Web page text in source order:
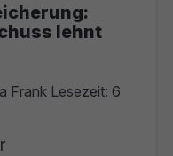
lehnt
Frank Lesezeit: 6